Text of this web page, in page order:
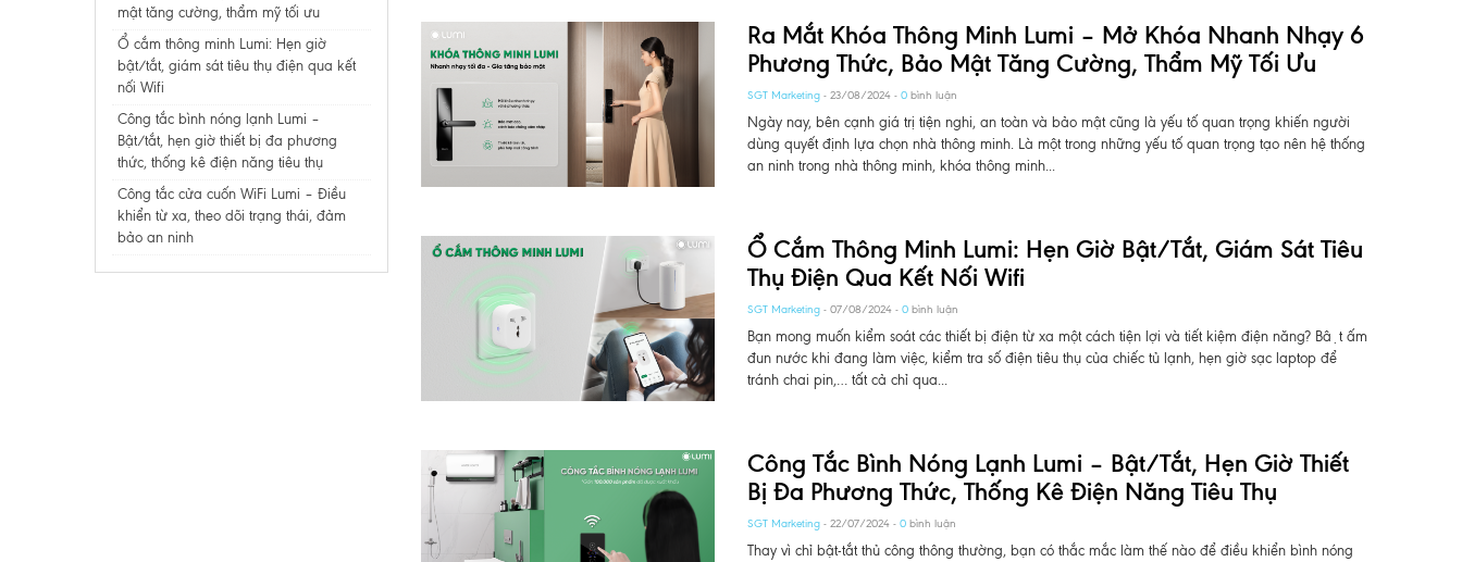
mật tăng cường, thẩm mỹ tối ưu
Ổ cắm thông minh Lumi: Hẹn giờ
bật/tắt, giám sát tiêu thụ điện qua kết
nối Wifi
Công tắc bình nóng lạnh Lumi –
Bật/tắt, hẹn giờ thiết bị đa phương
thức, thống kê điện năng tiêu thụ​​​​​​​
Công tắc cửa cuốn WiFi Lumi – Điều
khiển từ xa, theo dõi trạng thái, đảm
bảo an ninh
Ra Mắt Khóa Thông Minh Lumi – Mở Khóa Nhanh Nhạy 6
Phương Thức, Bảo Mật Tăng Cường, Thẩm Mỹ Tối Ưu
SGT Marketing- 23/08/2024 - 0bình luận
Ngày nay, bên cạnh giá trị tiện nghi, an toàn và bảo mật cũng là yếu tố quan trọng khiến người
dùng quyết định lựa chọn nhà thông minh. Là một trong những yếu tố quan trọng tạo nên hệ thống
an ninh trong nhà thông minh, khóa thông minh...
Ổ Cắm Thông Minh Lumi: Hẹn Giờ Bật/tắt, Giám Sát Tiêu
Thụ Điện Qua Kết Nối Wifi
SGT Marketing- 07/08/2024 - 0bình luận
Bạn mong muốn kiểm soát các thiết bị điện từ xa một cách tiện lợi và tiết kiệm điện năng? Bật ấm
đun nước khi đang làm việc, kiểm tra số điện tiêu thụ của chiếc tủ lạnh, hẹn giờ sạc laptop để
tránh chai pin,… tất cả chỉ qua...
Công Tắc Bình Nóng Lạnh Lumi – Bật/tắt, Hẹn Giờ Thiết
Bị Đa Phương Thức, Thống Kê Điện Năng Tiêu Thụ​​​​​​​
SGT Marketing- 22/07/2024 - 0bình luận
Thay vì chỉ bật-tắt thủ công thông thường, bạn có thắc mắc làm thế nào để điều khiển bình nóng